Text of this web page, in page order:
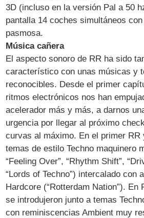
3D (incluso en la versión Pal a 50
pantalla 14 coches simultáneos
pasmosa.
Música cañera
El aspecto sonoro de RR ha sido
característico con unas músicas y
reconocibles. Desde el primer
ritmos electrónicos nos han
acelerador más y más, a darnos
urgencia por llegar al próximo
curvas al máximo. En el primer RR
temas de estilo Techno maquinero
“Feeling Over”, “Rhythm Shift”,
“Lords of Techno”) intercalado con
Hardcore (“Rotterdam Nation”). En
se introdujeron junto a temas
con reminiscencias Ambient muy